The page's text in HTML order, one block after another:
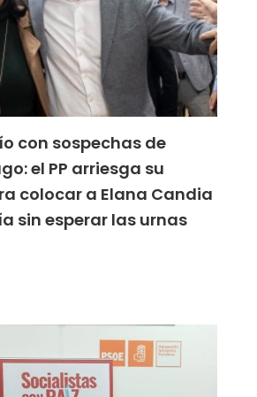
con sospechas de
el PP arriesga su
colocar a Elana Candia
sin esperar las urnas